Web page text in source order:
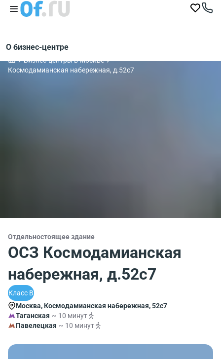
О бизнес-центре
Бизнес-центры в Москве
Космодамианская набережная, д.52с7
Отдельностоящее здание
ОСЗ Космодамианская
набережная, д.52с7
Класс B
Москва, Космодамианская набережная, 52с7
Таганская ~ 10 минут
Павелецкая ~ 10 минут